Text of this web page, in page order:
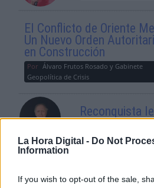
La Hora Digital - Do Not
Information
If you wish to opt-out of the sale,
El Conflicto de Oriente
Un Nuevo Orden
en Construcción
Por Álvaro Frutos Rosado y Gabinete
Geopolítica de Crisis
Reconquista
María Pérez Herrero